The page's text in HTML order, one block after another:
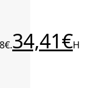
34,41€Η